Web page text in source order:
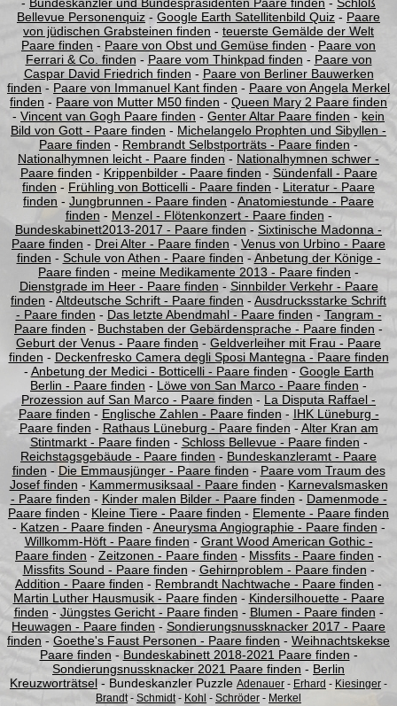
- Bundeskanzler und Bundespräsidenten Paare finden - Schloß
Bellevue Personenquiz - Google Earth Satellitenbild Quiz - Paare
von jüdischen Grabsteinen finden - teuerste Gemälde der Welt
Paare finden - Paare von Obst und Gemüse finden - Paare von
Ferrari & Co. finden - Paare vom Thinkpad finden - Paare von
Caspar David Friedrich finden - Paare von Berliner Bauwerken
finden - Paare von Immanuel Kant finden - Paare von Angela Merkel
finden - Paare von Mutter M50 finden - Queen Mary 2 Paare finden
- Vincent van Gogh Paare finden - Genter Altar Paare finden - kein
Bild von Gott - Paare finden - Michelangelo Prophten und Sibyllen -
Paare finden - Rembrandt Selbstporträts - Paare finden -
Nationalhymnen leicht - Paare finden - Nationalhymnen schwer -
Paare finden - Krippenbilder - Paare finden - Sündenfall - Paare
finden - Frühling von Botticelli - Paare finden - Literatur - Paare
finden - Jungbrunnen - Paare finden - Anatomiestunde - Paare
finden - Menzel - Flötenkonzert - Paare finden -
Bundeskabinett2013-2017 - Paare finden - Sixtinische Madonna -
Paare finden - Drei Alter - Paare finden - Venus von Urbino - Paare
finden - Schule von Athen - Paare finden- Anbetung der Könige -
Paare finden - meine Medikamente 2013 - Paare finden -
Dienstgrade im Heer - Paare finden - Sinnbilder Verkehr - Paare
finden - Altdeutsche Schrift - Paare finden - Ausdrucksstarke Schrift
- Paare finden - Das letzte Abendmahl - Paare finden - Tangram -
Paare finden - Buchstaben der Gebärdensprache - Paare finden -
Geburt der Venus - Paare finden - Geldverleiher mit Frau - Paare
finden - Deckenfresko Camera degli Sposi Mantegna - Paare finden
- Anbetung der Medici - Botticelli - Paare finden - Google Earth
Berlin - Paare finden - Löwe von San Marco - Paare finden -
Prozession auf San Marco - Paare finden - La Disputa Raffael -
Paare finden - Englische Zahlen - Paare finden - IHK Lüneburg -
Paare finden - Rathaus Lüneburg - Paare finden - Alter Kran am
Stintmarkt - Paare finden - Schloss Bellevue - Paare finden -
Reichstagsgebäude - Paare finden - Bundeskanzleramt - Paare
finden - Die Emmausjünger - Paare finden - Paare vom Traum des
Josef finden - Kammermusiksaal - Paare finden - Karnevalsmasken
- Paare finden - Kinder malen Bilder - Paare finden - Damenmode -
Paare finden - Kleine Tiere - Paare finden - Elemente - Paare finden
- Katzen - Paare finden - Aneurysma Angiographie - Paare finden -
Willkomm-Höft - Paare finden - Grant Wood American Gothic -
Paare finden - Zeitzonen - Paare finden - Missfits - Paare finden -
Missfits Sound - Paare finden - Gehirnproblem - Paare finden -
Addition - Paare finden - Rembrandt Nachtwache - Paare finden -
Martin Luther Hausmusik - Paare finden - Kindersilhouette - Paare
finden - Jüngstes Gericht - Paare finden - Blumen - Paare finden -
Heuwagen - Paare finden - Sondierungsnussknacker 2017 - Paare
finden - Goethe's Faust Personen - Paare finden - Weihnachtskekse
Paare finden - Bundeskabinett 2018-2021 Paare finden -
Sondierungsnussknacker 2021 Paare finden - Berlin
Kreuzworträtsel - Bundeskanzler Puzzle Adenauer - Erhard - Kiesinger -
Brandt- Schmidt- Kohl - Schröder - Merkel